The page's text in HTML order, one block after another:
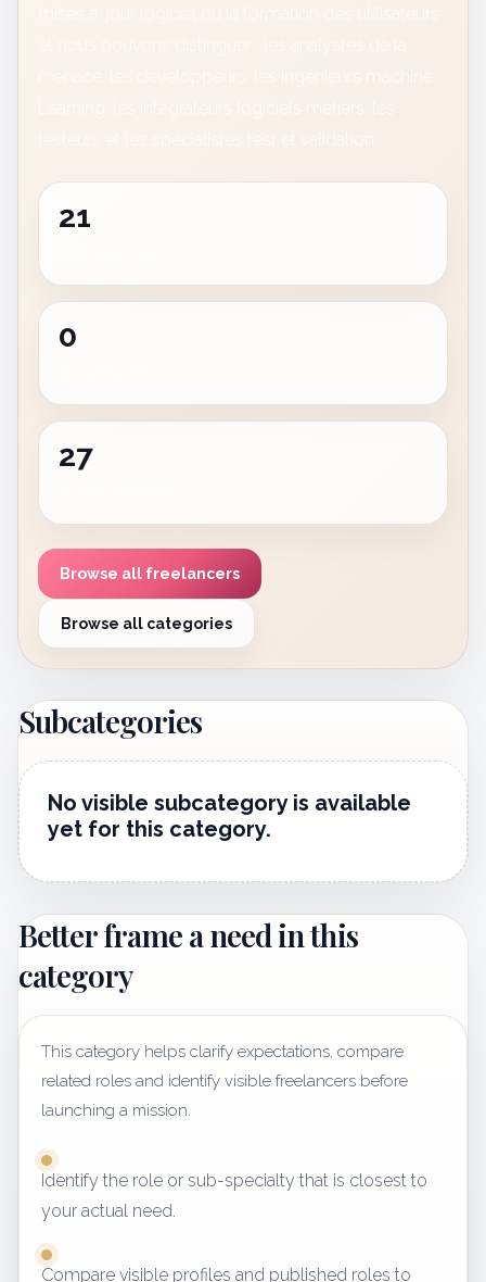
21
0
27
Browse all freelancers
Browse all categories
Subcategories
No visible subcategory is available
yet for this category.
Better frame a need in this
category
This category helps clarify expectations, compare
related roles and identify visible freelancers before
launching a mission.
Identify the role or sub-specialty that is closest to
your actual need.
Compare visible profiles and published roles to